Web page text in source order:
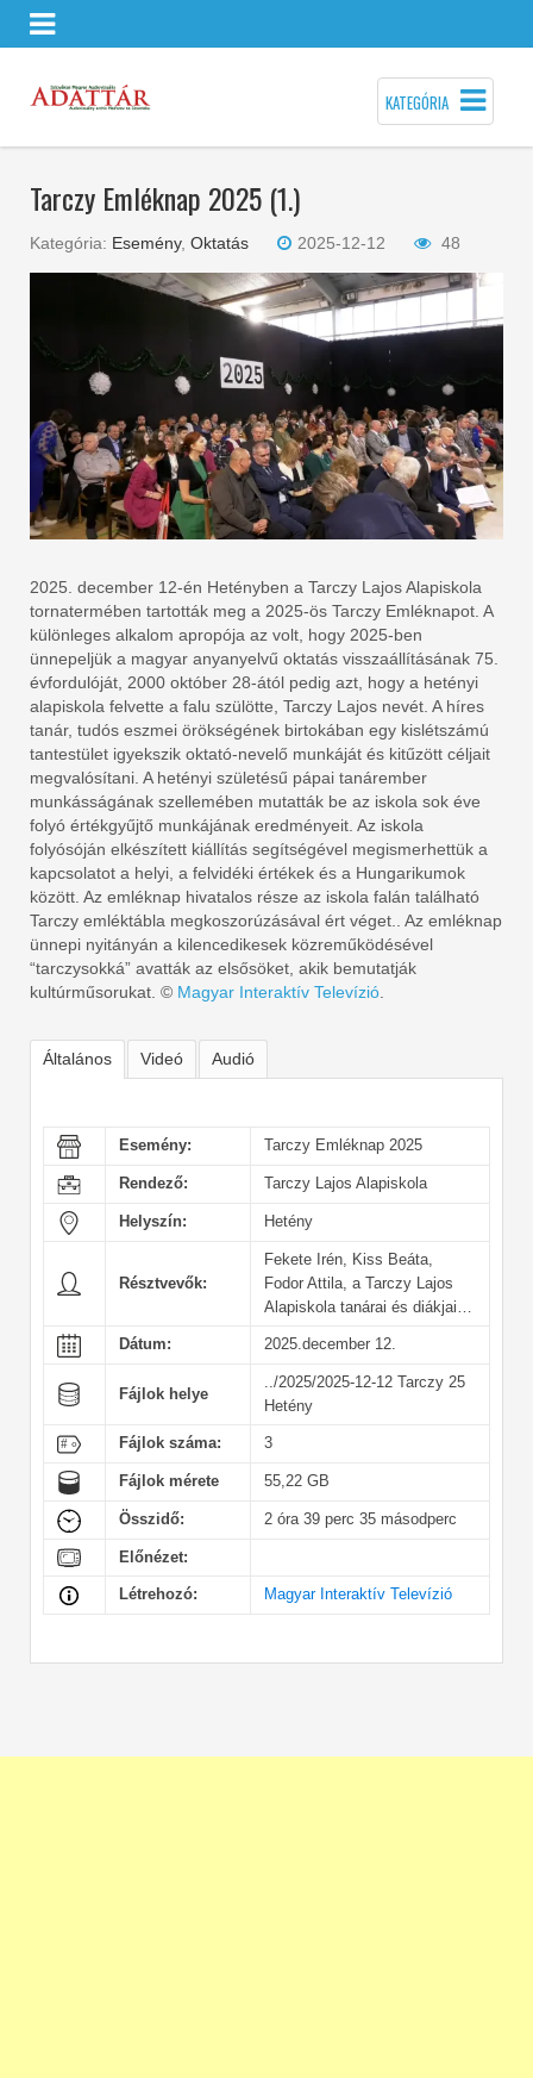
KATEGÓRIA
Tarczy Emléknap 2025 (1.)
Kategória: Esemény, Oktatás 2025-12-12 48
2025. december 12-én Hetényben a Tarczy Lajos Alapiskola
tornatermében tartották meg a 2025-ös Tarczy Emléknapot. A
különleges alkalom apropója az volt, hogy 2025-ben
ünnepeljük a magyar anyanyelvű oktatás visszaállításának 75.
évfordulóját, 2000 október 28-ától pedig azt, hogy a hetényi
alapiskola felvette a falu szülötte, Tarczy Lajos nevét. A híres
tanár, tudós eszmei örökségének birtokában egy kislétszámú
tantestület igyekszik oktató-nevelő munkáját és kitűzött céljait
megvalósítani. A hetényi születésű pápai tanárember
munkásságának szellemében mutatták be az iskola sok éve
folyó értékgyűjtő munkájának eredményeit. Az iskola
folyósóján elkészített kiállítás segítségével megismerhettük a
kapcsolatot a helyi, a felvidéki értékek és a Hungarikumok
között. Az emléknap hivatalos része az iskola falán található
Tarczy emléktábla megkoszorúzásával ért véget.. Az emléknap
ünnepi nyitányán a kilencedikesek közreműködésével
“tarczysokká” avatták az elsősöket, akik bemutatják
kultúrműsorukat. © Magyar Interaktív Televízió
Általános Videó Audió
Esemény: Tarczy Emléknap 2025
Rendező: Tarczy Lajos Alapiskola
Helyszín: Hetény
Résztvevők:
Fekete Irén, Kiss Beáta,
Fodor Attila, a Tarczy Lajos
Alapiskola tanárai és diákjai…
Dátum: 2025.december 12.
Fájlok helye
../2025/2025-12-12 Tarczy 25
Hetény
Fájlok száma: 3
Fájlok mérete 55,22 GB
Összidő: 2 óra 39 perc 35 másodperc
Előnézet:
Létrehozó: Magyar Interaktív Televízió